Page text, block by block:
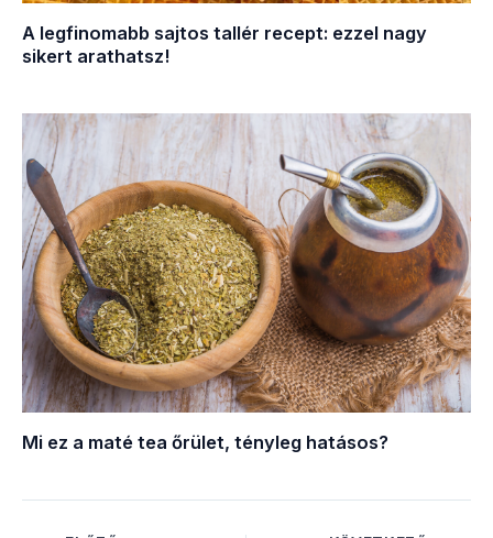
A legfinomabb sajtos tallér recept: ezzel nagy
sikert arathatsz!
Mi ez a maté tea őrület, tényleg hatásos?